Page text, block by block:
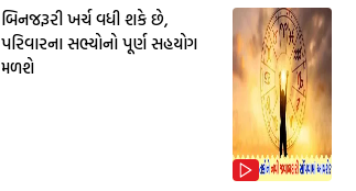
બિનજરૂરી ખર્ચ વધી શકે છે,
પરિવારના સભ્યોનો પૂર્ણ સહયોગ
મળશે